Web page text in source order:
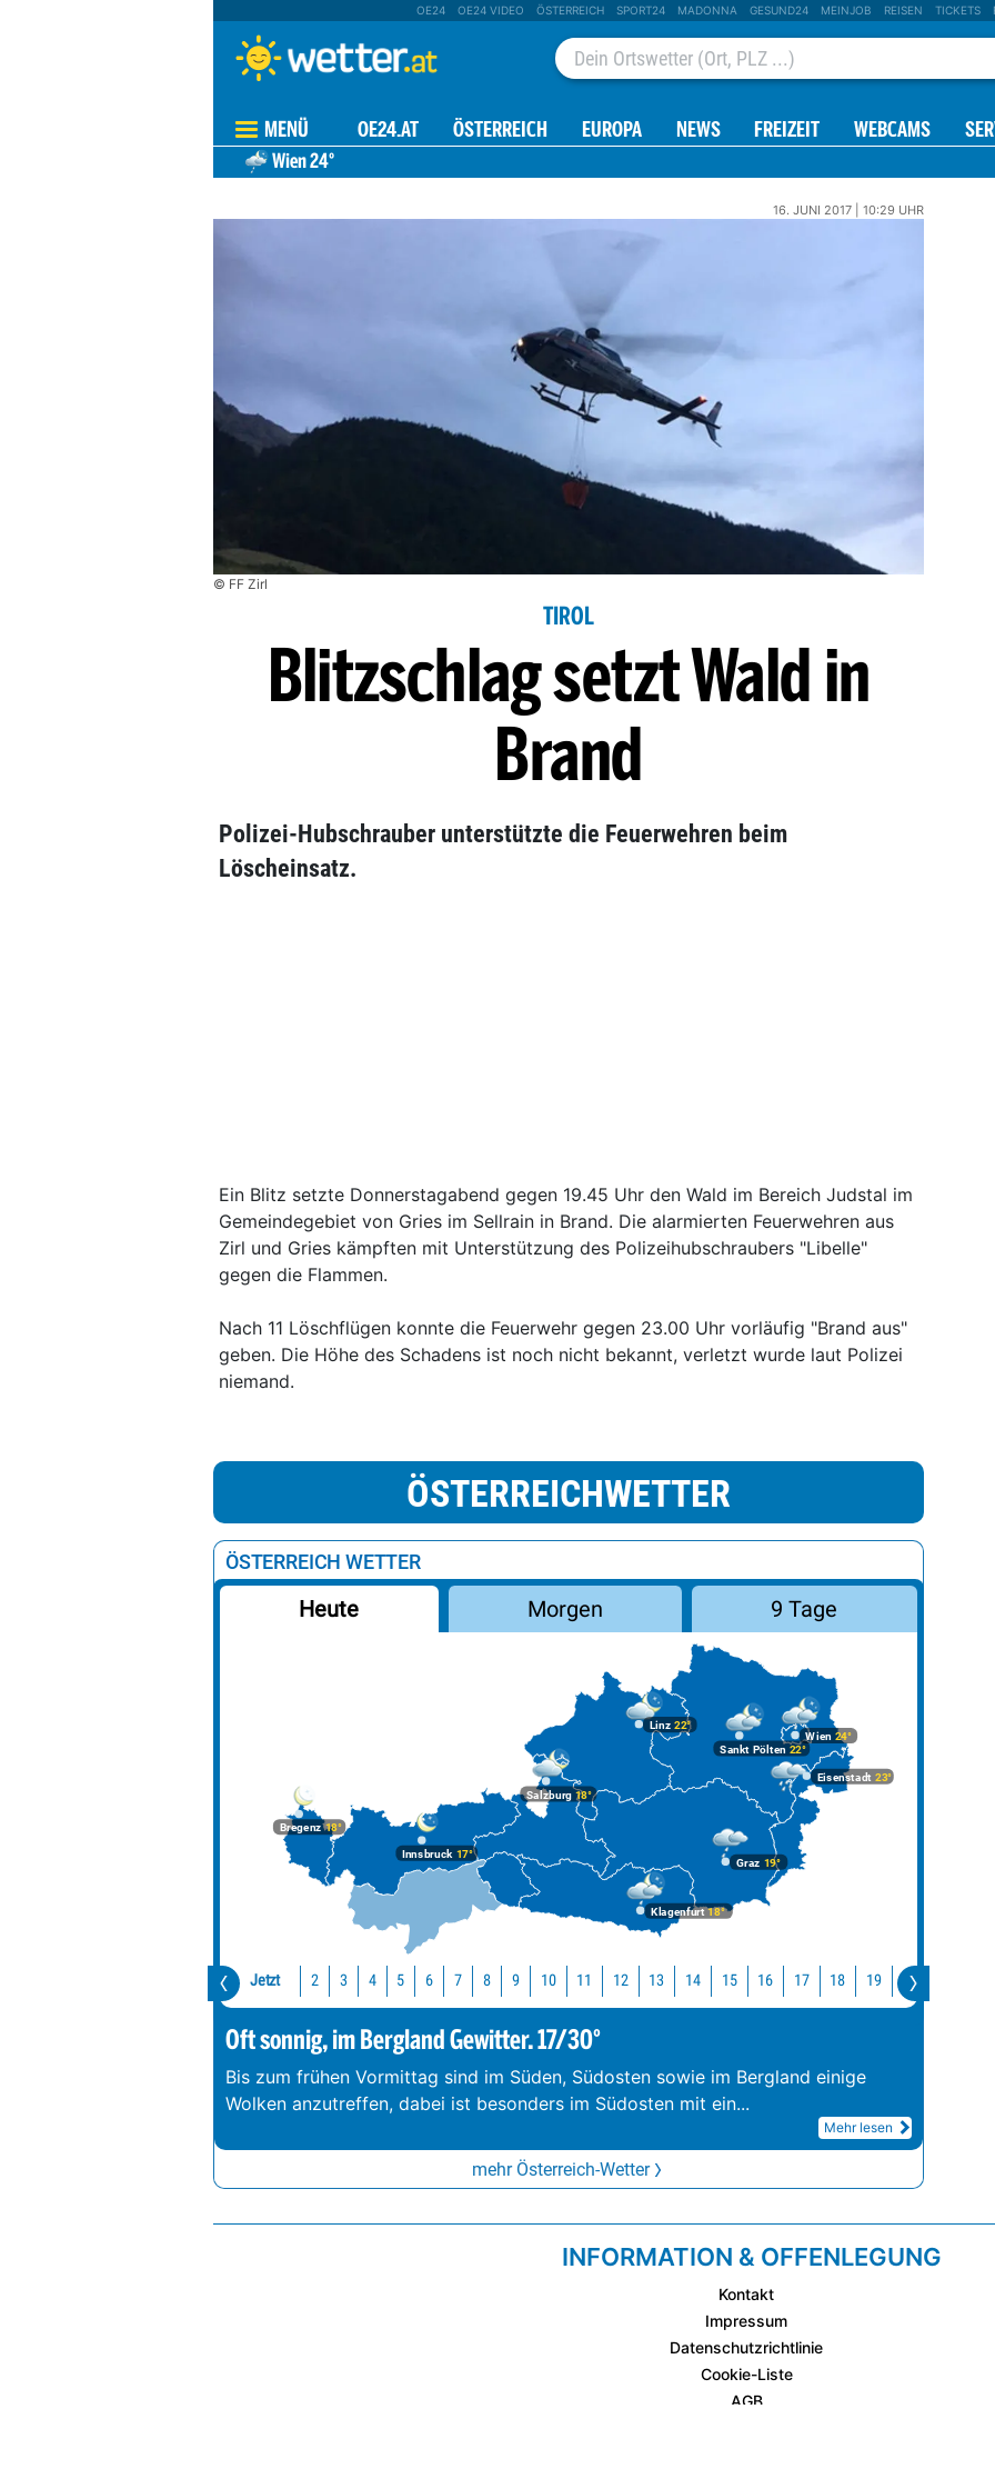
OE24 OE24 VIDEO ÖSTERREICH SPORT24 MADONNA GESUND24 MEINJOB REISEN TICKETS
MENÜ OE24.AT ÖSTERREICH EUROPA NEWS FREIZEIT WEBCAMS
Wien24°
16. JUNI 2017 | 10:29 UHR
© FF Zirl
TIROL
Blitzschlag setzt Wald in
Brand
Polizei-Hubschrauber unterstützte die Feuerwehren beim
Löscheinsatz.
Ein Blitz setzte Donnerstagabend gegen 19.45 Uhr den Wald im Bereich Judstal im
Gemeindegebiet von Gries im Sellrain in Brand. Die alarmierten Feuerwehren aus
Zirl und Gries kämpften mit Unterstützung des Polizeihubschraubers "Libelle"
gegen die Flammen.
Nach 11 Löschflügen konnte die Feuerwehr gegen 23.00 Uhr vorläufig "Brand aus"
geben. Die Höhe des Schadens ist noch nicht bekannt, verletzt wurde laut Polizei
niemand.
ÖSTERREICHWETTER
ÖSTERREICH WETTER
Heute Morgen 9 Tage
Bregenz18°
Graz 19°
Innsbruck17°
Klagenfurt18°
Linz 22°
Salzburg18°
Wien 24°
Eisenstadt 23°
Sankt Pölten 22°
Jetzt 2 3 4 5 6 7 8 9 10 11 12 13 14 15 16 17 18 19 20
Oft sonnig, im Bergland Gewitter. 17/30°
Bis zum frühen Vormittag sind im Süden, Südosten sowie im Bergland einige
Wolken anzutreffen, dabei ist besonders im Südosten mit ein...
Mehr lesen
mehr Österreich-Wetter
INFORMATION & OFFENLEGUNG
Kontakt
Impressum
Datenschutzrichtlinie
Cookie-Liste
AGB